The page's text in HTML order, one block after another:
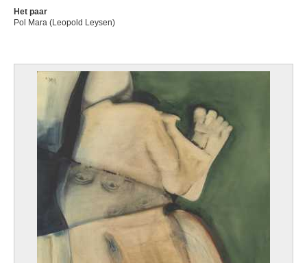
Het paar
Pol Mara (Leopold Leysen)